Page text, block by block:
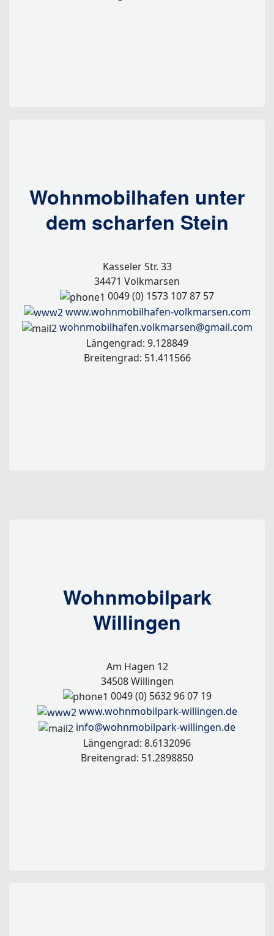
Wohnmobilhafen unter
dem scharfen Stein
Kasseler Str. 33
34471 Volkmarsen
0049 (0) 1573 107 87 57
www.wohnmobilhafen-volkmarsen.com
wohnmobilhafen.volkmarsen@gmail.com
Längengrad: 9.128849
Breitengrad: 51.411566
Wohnmobilpark
Willingen
Am Hagen 12
34508 Willingen
0049 (0) 5632 96 07 19
www.wohnmobilpark-willingen.de
info@wohnmobilpark-willingen.de
Längengrad: 8.6132096
Breitengrad: 51.2898850